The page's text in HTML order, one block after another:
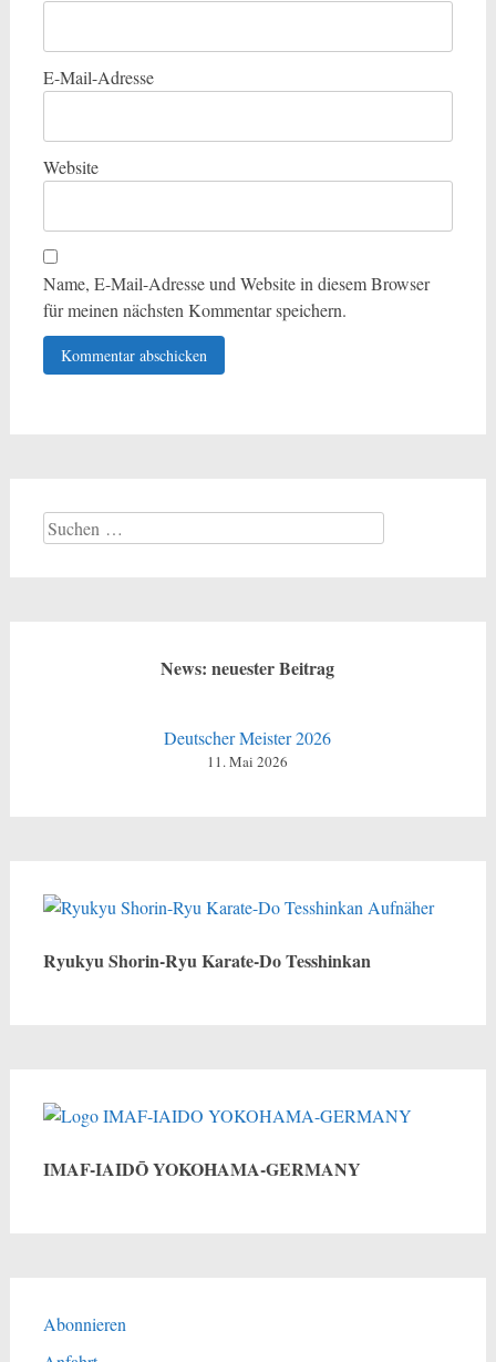
E-Mail-Adresse
Website
Name, E-Mail-Adresse und Website in diesem Browser
für meinen nächsten Kommentar speichern.
Suchen
nach:
News: neuester Beitrag
Deutscher Meister 2026
11. Mai 2026
Ryukyu Shorin-Ryu Karate-Do Tesshinkan
IMAF-IAIDŌ YOKOHAMA-GERMANY
Abonnieren